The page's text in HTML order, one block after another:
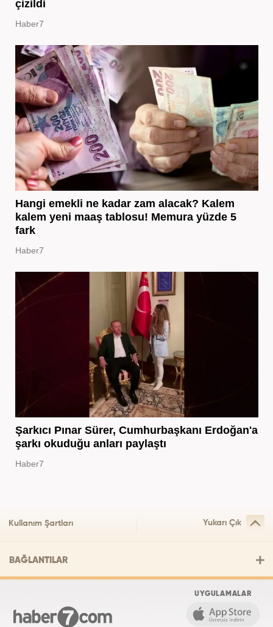
çizildi
Haber7
Hangi emekli ne kadar zam alacak? Kalem
kalem yeni maaş tablosu! Memura yüzde 5
fark
Haber7
Şarkıcı Pınar Sürer, Cumhurbaşkanı Erdoğan'a
şarkı okuduğu anları paylaştı
Haber7
Kullanım Şartları Yukarı Çık
BAĞLANTILAR
UYGULAMALAR